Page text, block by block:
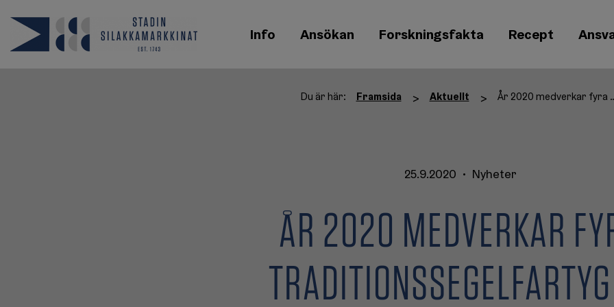
Info Ansökan Forskningsfakta Recept
Du är här: Framsida > Aktuellt > År 2020
25.9.2020 • Nyheter
ÅR 2020 MEDVERKAR